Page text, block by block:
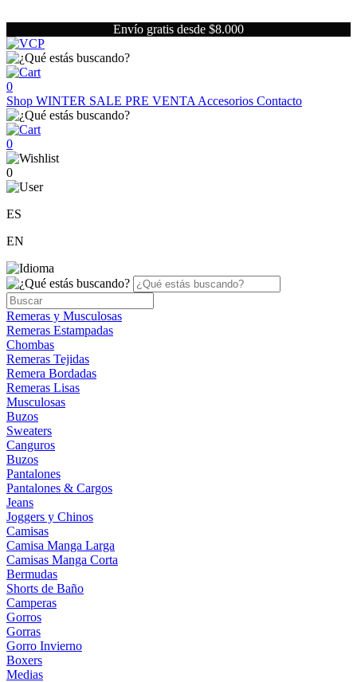
Envío gratis desde $8.000
0
Shop WINTER SALE PRE VENTA Accesorios Contacto
0
0
ES
EN
Remeras y Musculosas
Remeras Estampadas
Chombas
Remeras Tejidas
Remera Bordadas
Remeras Lisas
Musculosas
Buzos
Sweaters
Canguros
Buzos
Pantalones
Pantalones & Cargos
Jeans
Joggers y Chinos
Camisas
Camisa Manga Larga
Camisas Manga Corta
Bermudas
Shorts de Baño
Camperas
Gorros
Gorras
Gorro Invierno
Boxers
Medias